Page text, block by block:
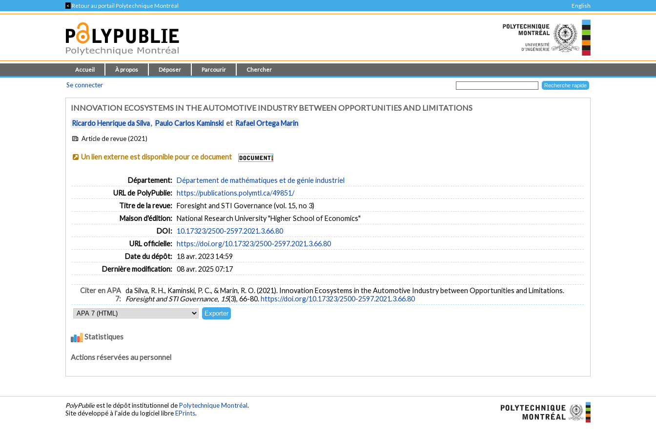
< Retour au portail Polytechnique Montréal English
Accueil À propos Déposer Parcourir Chercher
Se connecter
INNOVATION ECOSYSTEMS IN THE AUTOMOTIVE INDUSTRY BETWEEN OPPORTUNITIES AND LIMITATIONS
Ricardo Henrique da Silva, Paulo Carlos Kaminski et Rafael Ortega Marin
Article de revue (2021)
Un lien externe est disponible pour ce document
Département: Département de mathématiques et de génie industriel
URL de PolyPublie: https://publications.polymtl.ca/49851/
Titre de la revue: Foresight and STI Governance (vol. 15, no 3)
Maison d'édition: National Research University "Higher School of Economics"
DOI: 10.17323/2500-2597.2021.3.66.80
URL officielle: https://doi.org/10.17323/2500-2597.2021.3.66.80
Date du dépôt: 18 avr. 2023 14:59
Dernière modification: 08 avr. 2025 07:17
Citer en APA
7:
da Silva, R. H., Kaminski, P. C., & Marin, R. O. (2021). Innovation Ecosystems in the Automotive Industry between Opportunities and Limitations.
Foresight and STI Governance, 15(3), 66-80.https://doi.org/10.17323/2500-2597.2021.3.66.80
Statistiques
Actions réservées au personnel
PolyPublieest le dépôt institutionnel dePolytechnique Montréal.
Site développé à l'aide du logiciel libreEPrints.